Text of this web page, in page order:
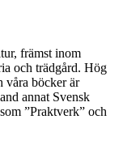
främst inom
och trädgård. Hög
våra böcker är
annat Svensk
”Praktverk” och